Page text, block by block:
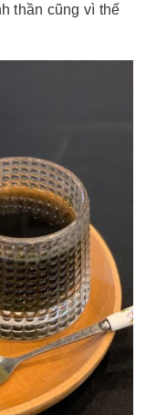
thần cũng vì thế